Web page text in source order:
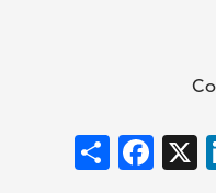
Compartilhar
X